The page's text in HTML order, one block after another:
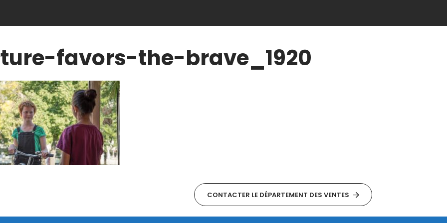
favors-the-brave_1920
CONTACTER LE DÉPARTEMENT DES VENTES